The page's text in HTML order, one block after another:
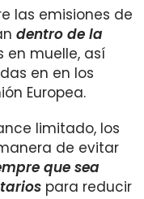
las emisiones de
dentro de la
en muelle, así
en en los
Europea.
limitado, los
de evitar
que sea
para reducir